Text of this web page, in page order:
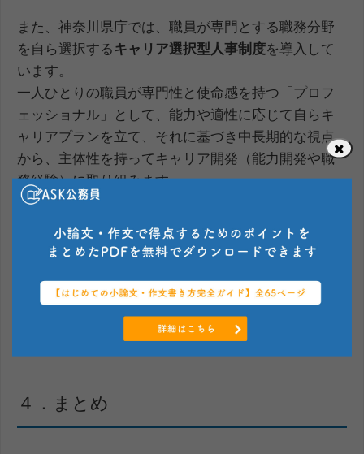
また、神奈川県庁では、職員が専門とする職務分野
を自ら選択する キャリア選択型人事制度を導入して
います。
一人ひとりの職員が専門性と使命感を持つ「プロフ
ェッショナル」として、能力や適性に応じて自らキ
ャリアプランを立て、それに基づき中長期的な視点
から、主体性を持ってキャリア開発（能力開発や職
務経験）に取り組みます。
引用）神奈川県人事委員会ホームページより
ついては、各都道府県や市役所など、それぞれの地
方自治体により異なっており、一概に述べることは
４．まとめ